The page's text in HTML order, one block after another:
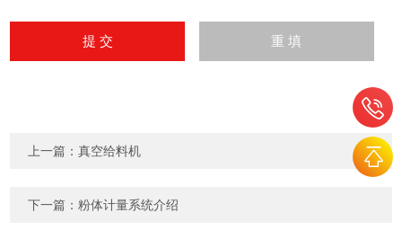
上一篇：真空给料机
下一篇：粉体计量系统介绍